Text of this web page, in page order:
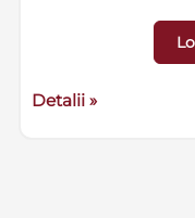
Detalii »